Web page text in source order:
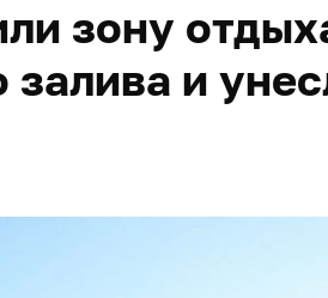
зону
и